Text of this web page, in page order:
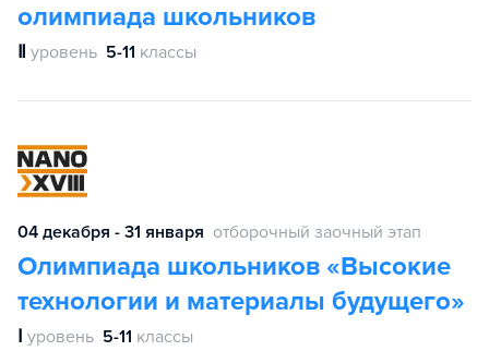
олимпиада школьников
Ⅱ уровень 5-11 классы
04 декабря - 31 января отборочный заочный этап
Олимпиада школьников «Высокие
технологии и материалы будущего»
Ⅰ уровень 5-11 классы